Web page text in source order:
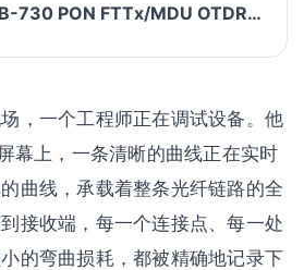
730 PON FTTx/MDU OTDR测
，一个工程师正在调试设备。他
幕上，一条清晰的曲线正在实时
曲线，承载着整条光纤链路的全
接收端，每一个连接点、每一处
的弯曲损耗，都被精确地记录下